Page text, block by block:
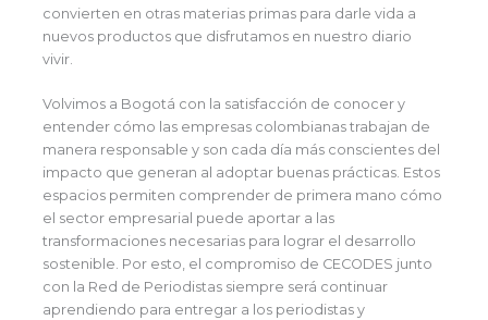
convierten en otras materias primas para darle vida a
nuevos productos que disfrutamos en nuestro diario
vivir.
Volvimos a Bogotá con la satisfacción de conocer y
entender cómo las empresas colombianas trabajan de
manera responsable y son cada día más conscientes del
impacto que generan al adoptar buenas prácticas. Estos
espacios permiten comprender de primera mano cómo
el sector empresarial puede aportar a las
transformaciones necesarias para lograr el desarrollo
sostenible. Por esto, el compromiso de CECODES junto
con la Red de Periodistas siempre será continuar
aprendiendo para entregar a los periodistas y